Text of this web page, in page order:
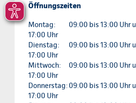
Öffnungszeiten
Montag:
09:00 bis 13:00 Uhr
17:00 Uhr
Dienstag:
09:00 bis 13:00 Uhr
17:00 Uhr
Mittwoch:
09:00 bis 13:00 Uhr
17:00 Uhr
Donnerstag: 09:00 bis 13:00 Uhr
17:00 Uhr